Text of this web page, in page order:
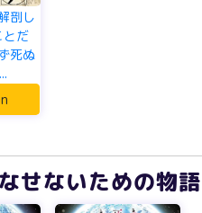
剖し
とだ
死ぬ
せないための